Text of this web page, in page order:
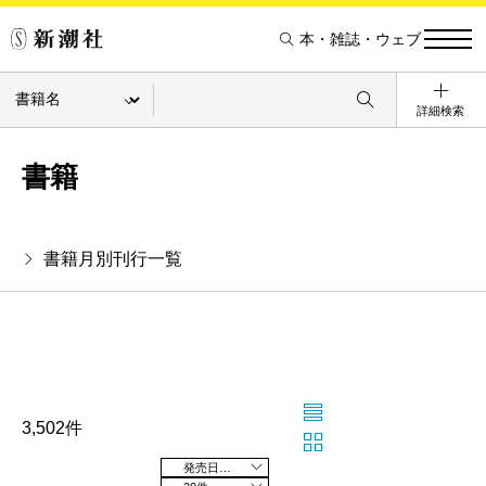
本・雑誌・ウェブ
詳細検索
書籍
書籍月別刊行一覧
3,502件